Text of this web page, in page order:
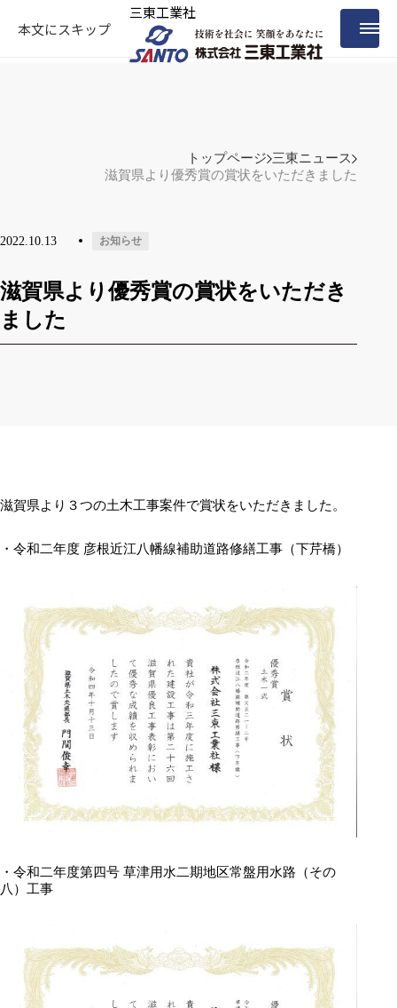
本文にスキップ
三東工業社
トップページ 三東ニュース
滋賀県より優秀賞の賞状をいただきました
2022.10.13 お知らせ
滋賀県より優秀賞の賞状をいただき
ました
滋賀県より３つの土木工事案件で賞状をいただきました。
・令和二年度 彦根近江八幡線補助道路修繕工事（下芹橋）
・令和二年度第四号 草津用水二期地区常盤用水路（その
八）工事